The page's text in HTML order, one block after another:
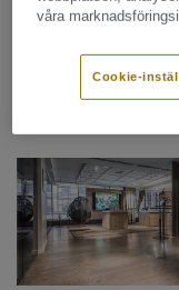
våra
Cookie-